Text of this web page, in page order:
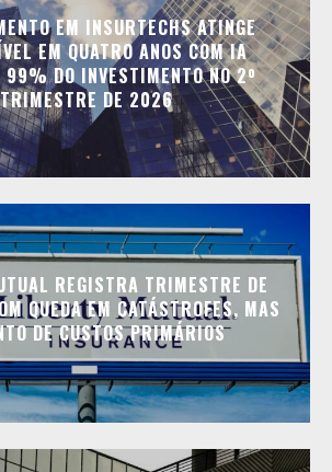
EM INSURTECHS ATINGE
EM QUATRO ANOS COM IA
99% DO INVESTIMENTO NO 2º
TRIMESTRE DE 2026
REGISTRA TRIMESTRE DE
QUEDA EM CATÁSTROFES, MAS
DE CUSTOS PRIMÁRIOS